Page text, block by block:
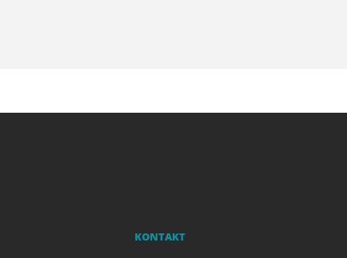
KONTAKT